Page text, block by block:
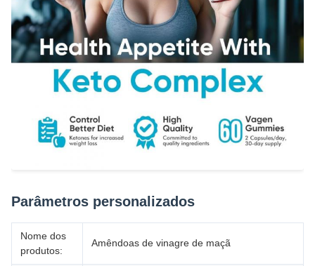
Parâmetros personalizados
Nome dos
produtos:
Amêndoas de vinagre de maçã